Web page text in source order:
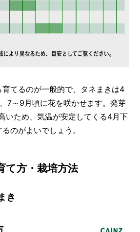
育てるのが一般的で、タネまきは4
7～9月頃に花を咲かせます。発芽
ため、気温が安定してくる4月下
のがよいでしょう。
て方・栽培方法
き